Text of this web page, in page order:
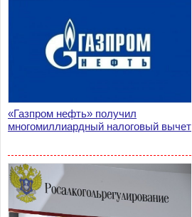
«Газпром нефть» получил
многомиллиардный налоговый вычет